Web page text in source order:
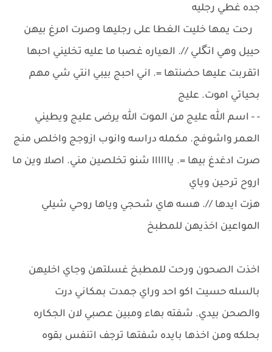
جده غطي رجليه
رحت يمها خليت الغطا على رجليها وصرت امرغ بيهن
حييل وهي اتگلي //. العياره غصبا ما عليه تخليني احبها
اتقربت عليها حضنتها =. اني احبج بيبي انتي شي مهم
بحياتي اموت. عليج
- - اسم الله عليج من الموت الله يرضى عليج ويطيني
العمر واشوفج. مكمله دراسه وانوب ازوجج واخلص منج
صرت ادغدغ بيها =. ياااااا شنو تخلصين مني. اصلا وين ما
اروح ترحين وياي
هزت ايدها //. هسه هاي شحجي وياها روحي شيلي
المواعين اخذيهن للمطبخ
اخذت الصحون ورحت للمطبخ غسلتهن وجاي اخليهن
بالسله حسيت اكو احد وراي جمدت بمكاني درت
والصحن بيدي. شفته بهاء ومبين عصبي لان الجكاره
بحلكه ومن اخذها بايده شفتها ترجف اتنفس بقوه